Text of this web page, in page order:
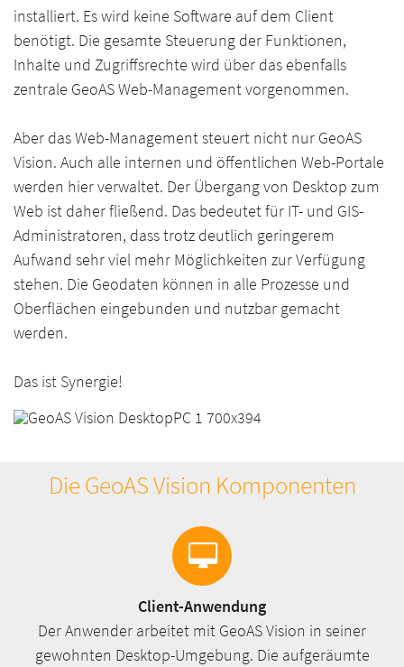
installiert. Es wird keine Software auf dem Client
benötigt. Die gesamte Steuerung der Funktionen,
Inhalte und Zugriffsrechte wird über das ebenfalls
zentrale GeoAS Web-Management vorgenommen.
Aber das Web-Management steuert nicht nur GeoAS
Vision. Auch alle internen und öffentlichen Web-Portale
werden hier verwaltet. Der Übergang von Desktop zum
Web ist daher fließend. Das bedeutet für IT- und GIS-
Administratoren, dass trotz deutlich geringerem
Aufwand sehr viel mehr Möglichkeiten zur Verfügung
stehen. Die Geodaten können in alle Prozesse und
Oberflächen eingebunden und nutzbar gemacht
werden.
Das ist Synergie!
Die GeoAS Vision Komponenten
Client-Anwendung
Der Anwender arbeitet mit GeoAS Vision in seiner
gewohnten Desktop-Umgebung. Die aufgeräumte